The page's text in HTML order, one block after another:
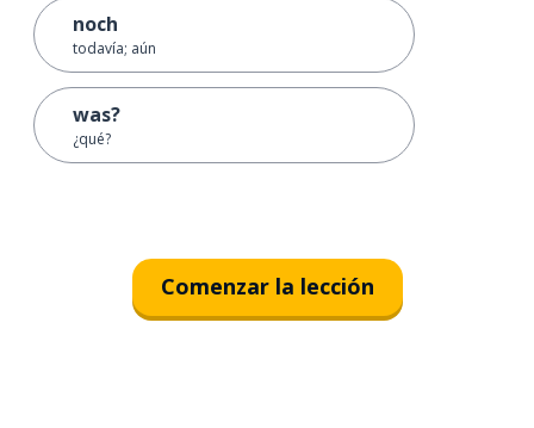
noch
todavía; aún
was?
¿qué?
Comenzar la lección